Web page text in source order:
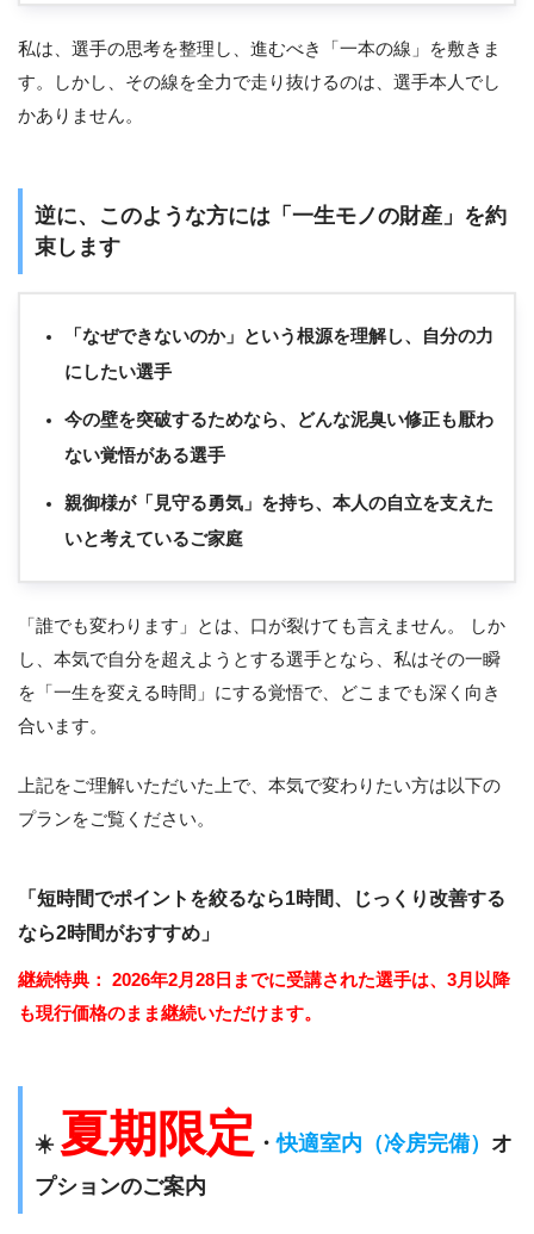
私は、選手の思考を整理し、進むべき「一本の線」を敷きま
す。しかし、その線を全力で走り抜けるのは、選手本人でし
かありません。
逆に、このような方には「一生モノの財産」を約
束します
「なぜできないのか」という根源を理解し、自分の力
にしたい選手
今の壁を突破するためなら、どんな泥臭い修正も厭わ
ない覚悟がある選手
親御様が「見守る勇気」を持ち、本人の自立を支えた
いと考えているご家庭
「誰でも変わります」とは、口が裂けても言えません。 しか
し、本気で自分を超えようとする選手となら、私はその一瞬
を「一生を変える時間」にする覚悟で、どこまでも深く向き
合います。
上記をご理解いただいた上で、本気で変わりたい方は以下の
プランをご覧ください。
「短時間でポイントを絞るなら1時間、じっくり改善する
なら2時間がおすすめ」
継続特典：
2026年2月28日までに受講された選手は、3月以降
も現行価格のまま継続いただけます。
☀️ 夏期限定 ・快適室内（冷房完備） オ
プションのご案内